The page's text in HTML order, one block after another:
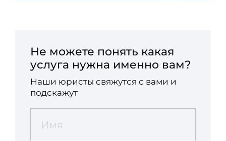
Не можете понять какая
услуга нужна именно вам?
Наши юристы свяжутся с вами и
подскажут